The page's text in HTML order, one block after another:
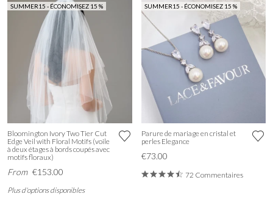
SUMMER15 - ÉCONOMISEZ 15 %
Bloomington Ivory Two Tier Cut
Edge Veil with Floral Motifs (voile
à deux étages à bords coupés avec
motifs floraux)
From €153.00
Plus d'options disponibles
SUMMER15 - ÉCONOMISEZ 15 %
Parure de mariage en cristal et
perles Elegance
€73.00
72 Commentaires